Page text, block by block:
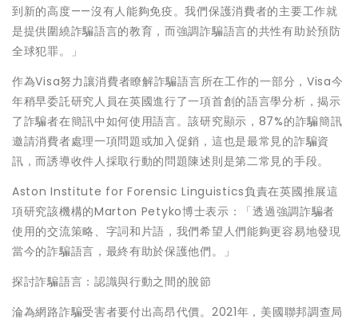
到新的高度——沒有人能夠免疫。我們保護消費者的主要工作就
是提供圍繞詐騙語言的教育，而強調詐騙語言的共性有助於預防
全球犯罪。」
作為Visa努力讓消費者瞭解詐騙語言所在工作的一部分，Visa今
年稍早委託研究人員在英國進行了一項首創的語言學分析，揭示
了詐騙者在簡訊中如何使用語言。該研究顯示，87%的詐騙簡訊
邀請消費者處理一項問題或加入促銷，這也是最常見的詐騙資
訊，而誘導收件人採取行動的問題陳述則是第二常見的手段。
Aston Institute for Forensic Linguistics負責在英國推展這
項研究該機構的Marton Petyko博士表示：「透過強調詐騙者
使用的交流策略、字詞和片語，我們希望人們能夠更容易地發現
當今的詐騙語言，最終有助於保護他們。」
探討詐騙語言：認識與行動之間的脫節
淪為網路詐騙受害者要付出高昂代價。2021年，美國聯邦調查局